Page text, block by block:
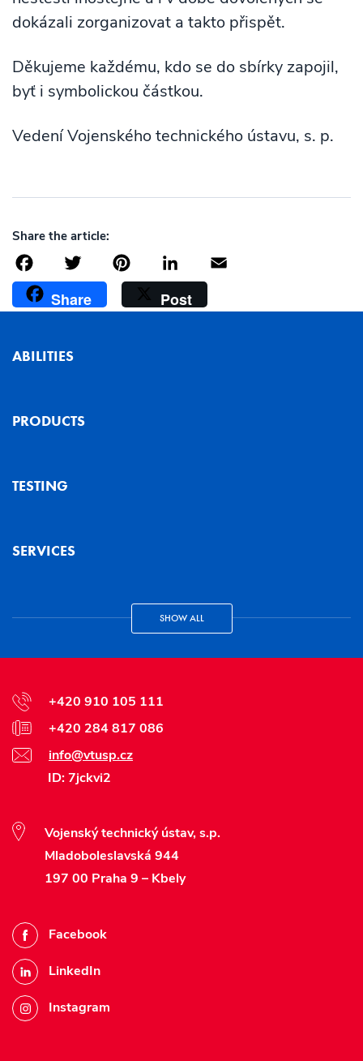
dokázali zorganizovat a takto přispět.
Děkujeme každému, kdo se do sbírky zapojil,
byť i symbolickou částkou.
Vedení Vojenského technického ústavu, s. p.
Share the article:
FacebookTwitterPinterestLinkedIn
Share Post
ABILITIES
PRODUCTS
TESTING
SERVICES
SHOW ALL
+420 910 105 111
+420 284 817 086
info@vtusp.cz
ID: 7jckvi2
Vojenský technický ústav, s.p.
Mladoboleslavská 944
197 00 Praha 9 – Kbely
Facebook
LinkedIn
Instagram